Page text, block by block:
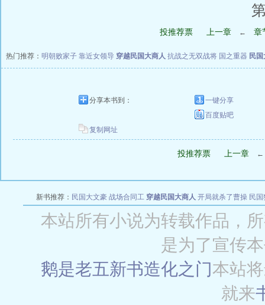
投推荐票 上一章 ← 章
热门推荐： 明朝败家子 靠近女领导 穿越民国大商人 抗战之无双战将 国之重器 民
分享本书到：
一键分享
百度贴吧
复制网址
投推荐票 上一章 ←
新书推荐： 民国大文豪 战场合同工 穿越民国大商人 开局就杀了曹操 民
本站所有小说为转载作品，
是为了宣传
鹅是老五新书造化之门本站
就来